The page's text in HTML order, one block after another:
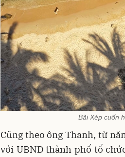
Bãi Xép cuốn
Cũng theo ông Thanh, từ
với UBND thành phố tổ